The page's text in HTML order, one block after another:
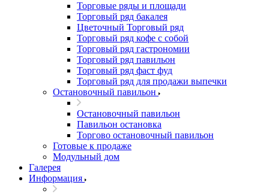
Торговые ряды и площади
Торговый ряд бакалея
Цветочный Торговый ряд
Торговый ряд кофе с собой
Торговый ряд гастрономии
Торговый ряд павильон
Торговый ряд фаст фуд
Торговый ряд для продажи выпечки
Остановочный павильон
Остановочный павильон
Павильон остановка
Торгово остановочный павильон
Готовые к продаже
Модульный дом
Галерея
Информация